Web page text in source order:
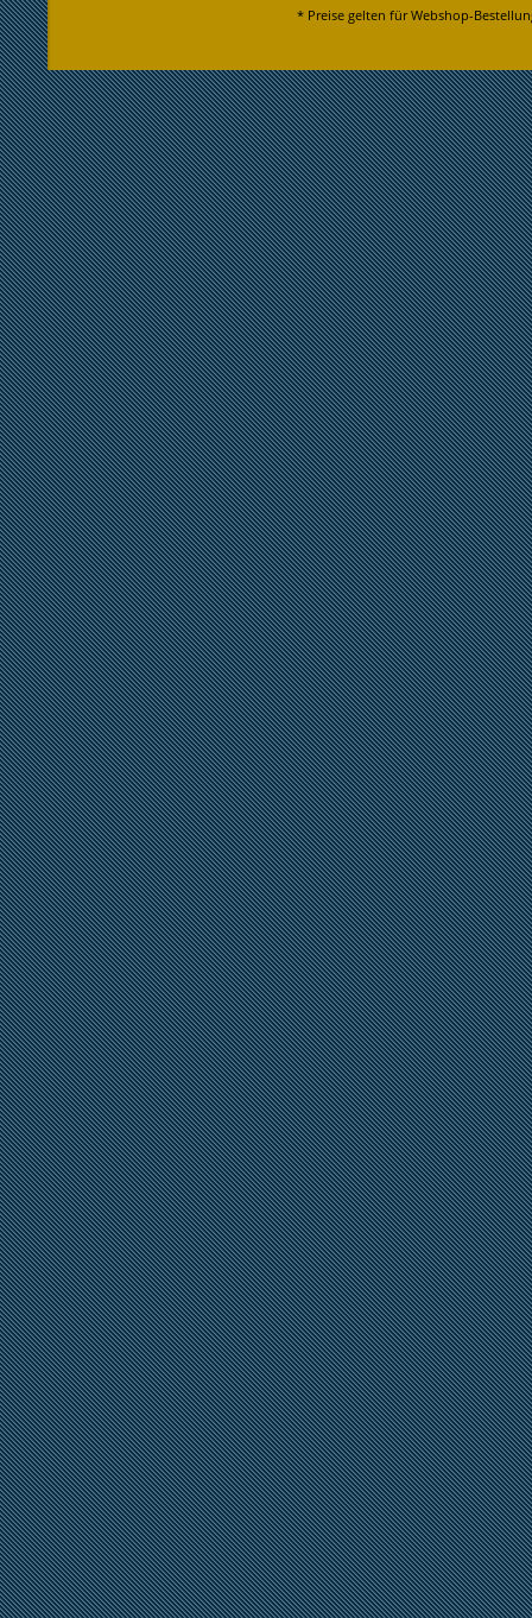
* Preise gelten für Webshop-